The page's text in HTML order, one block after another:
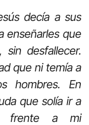
decía a sus
enseñarles que
sin desfallecer.
que ni temía a
hombres. En
que solía ir a
frente a mi